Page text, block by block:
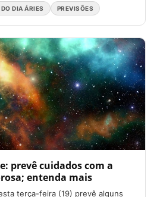
DIA ÁRIES PREVISÕES
prevê cuidados com a
entenda mais
terça-feira (19) prevê alguns